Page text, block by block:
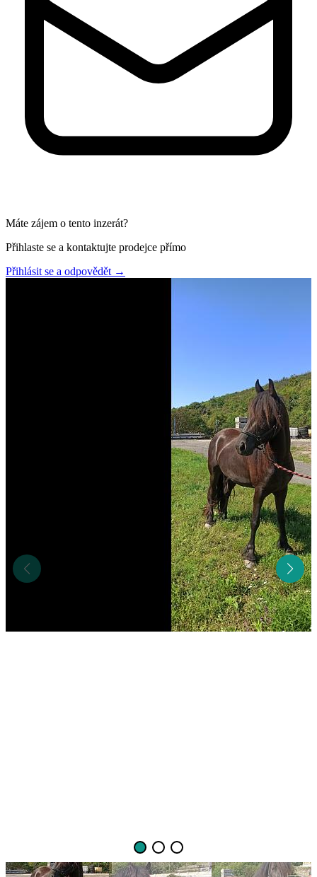
Máte zájem o tento inzerát?
Přihlaste se a kontaktujte prodejce přímo
Přihlásit se a odpovědět →